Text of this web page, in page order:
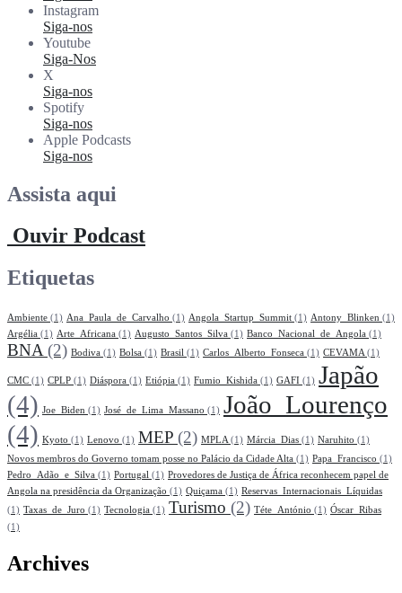
Instagram
Siga-nos
Youtube
Siga-Nos
X
Siga-nos
Spotify
Siga-nos
Apple Podcasts
Siga-nos
Assista aqui
Ouvir Podcast
Etiquetas
Ambiente (1) Ana_Paula_de_Carvalho (1) Angola_Startup_Summit (1) Antony_Blinken (1)
Argélia (1) Arte_Africana (1) Augusto_Santos_Silva (1) Banco_Nacional_de_Angola (1)
BNA(2) Bodiva (1) Bolsa (1) Brasil (1) Carlos_Alberto_Fonseca (1) CEVAMA(1)
CMC (1) CPLP (1) Diáspora (1) Etiópia (1) Fumio_Kishida (1) GAFI (1) Japão
(4) Joe_Biden (1) José_de_Lima_Massano (1) João_Lourenço
(4) Kyoto (1) Lenovo (1) MEP (2) MPLA(1) Márcia_Dias (1) Naruhito (1)
Novos membros do Governo tomam posse no Palácio da Cidade Alta (1) Papa_Francisco (1)
Pedro_Adão_e_Silva (1) Portugal (1) Provedores de Justiça de África reconhecem papel de
Angola na presidência da Organização (1) Quiçama (1) Reservas_Internacionais_Líquidas
(1) Taxas_de_Juro (1) Tecnologia (1) Turismo (2) Téte_António (1) Óscar_Ribas
(1)
Archives